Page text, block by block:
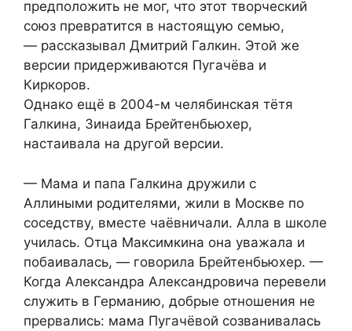
предположить не мог, что этот творческий
союз превратится в настоящую семью,
— рассказывал Дмитрий Галкин. Этой же
версии придерживаются Пугачёва и
Киркоров.
Однако ещё в 2004-м челябинская тётя
Галкина, Зинаида Брейтенбьюхер,
настаивала на другой версии.
— Мама и папа Галкина дружили с
Аллиными родителями, жили в Москве по
соседству, вместе чаёвничали. Алла в школе
училась. Отца Максимкина она уважала и
побаивалась, — говорила Брейтенбьюхер. —
Когда Александра Александровича перевели
служить в Германию, добрые отношения не
прервались: мама Пугачёвой созванивалась